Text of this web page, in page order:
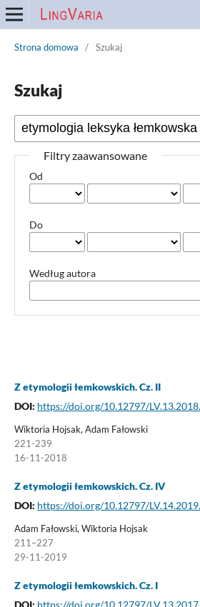
Strona domowa / Szukaj
Szukaj
Filtry zaawansowane
Od
Do
Według autora
Z etymologii łemkowskich. Cz. II
DOI: https://doi.org/10.12797/
Wiktoria Hojsak, Adam Fałowski
221-239
16-11-2018
Z etymologii łemkowskich. Cz. IV
DOI: https://doi.org/10.12797/
Adam Fałowski, Wiktoria Hojsak
211–227
29-11-2019
Z etymologii łemkowskich. Cz. I
DOI: https://doi.org/10.12797/